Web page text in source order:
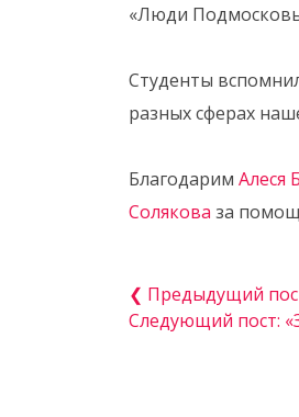
«Люди
Студенты
разных сферах
Благодарим Алеся
Солякова за
❮ Предыдущий
Следующий пост: